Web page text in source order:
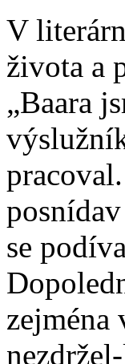
V
života a
„Baara
se
zejména